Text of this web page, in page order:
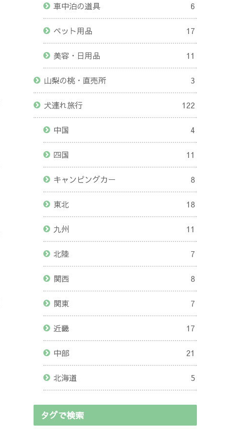
車中泊の道具 6
ペット用品 17
美容・日用品 11
山梨の桃・直売所 3
犬連れ旅行 122
中国 4
四国 11
キャンピングカー 8
東北 18
九州 11
北陸 7
関西 8
関東 7
近畿 17
中部 21
北海道 5
タグで検索